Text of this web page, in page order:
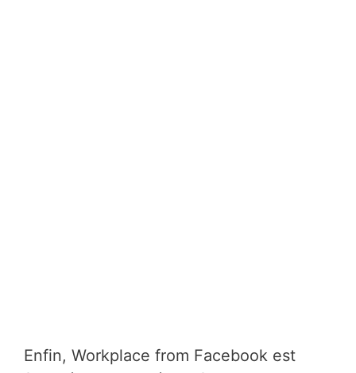
Enfin, Workplace from Facebook est